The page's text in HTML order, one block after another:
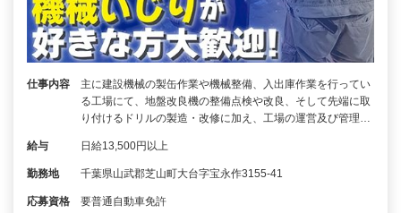
仕事内容
主に建設機械の製缶作業や機械整備、入出庫作業を行ってい
る工場にて、地盤改良機の整備点検や改良、そして先端に取
り付けるドリルの製造・改修に加え、工場の運営及び管理…
給与 日給13,500円以上
勤務地 千葉県山武郡芝山町大台字宝永作3155-41
応募資格 要普通自動車免許